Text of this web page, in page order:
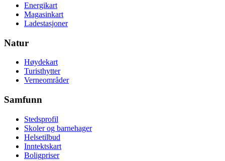
Energikart
Magasinkart
Ladestasjoner
Natur
Høydekart
Turisthytter
Verneområder
Samfunn
Stedsprofil
Skoler og barnehager
Helsetilbud
Inntektskart
Boligpriser